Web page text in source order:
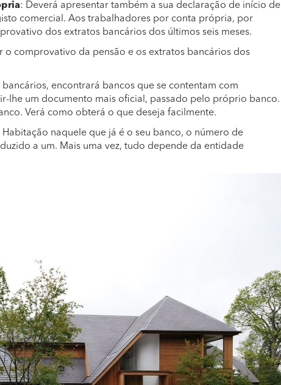
: Deverá apresentar também a sua declaração de início de
comercial. Aos trabalhadores por conta própria, por
dos extratos bancários dos últimos seis meses.
o comprovativo da pensão e os extratos bancários dos
encontrará bancos que se contentam com
lhe um documento mais oficial, passado pelo próprio banco.
Verá como obterá o que deseja facilmente.
naquele que já é o seu banco, o número de
a um. Mais uma vez, tudo depende da entidade